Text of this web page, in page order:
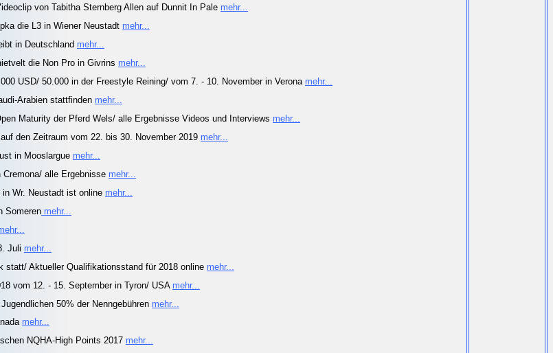
von Tabitha Sternberg Allen auf Dunnit In Pale mehr...
die L3 in Wiener Neustadt mehr...
in Deutschland mehr...
die Non Pro in Givrins mehr...
USD/ 50.000 in der Freestyle Reining/ vom 7. - 10. November in Verona mehr...
Arabien stattfinden mehr...
Maturity der Pferd Wels/ alle Ergebnisse Videos und Interviews mehr...
den Zeitraum vom 22. bis 30. November 2019 mehr...
in Mooslargue mehr...
alle Ergebnisse mehr...
Wr. Neustadt ist online mehr...
Someren mehr...
Juli mehr...
statt/ Aktueller Qualifikationsstand für 2018 online mehr...
vom 12. - 15. September in Tyron/ USA mehr...
50% der Nenngebühren mehr...
mehr...
NQHA-High Points 2017 mehr...